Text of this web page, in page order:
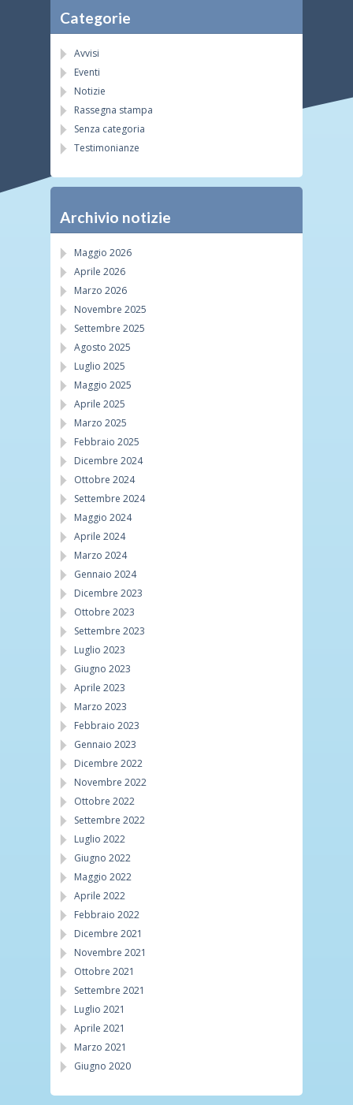
Categorie
Avvisi
Eventi
Notizie
Rassegna stampa
Senza categoria
Testimonianze
Archivio notizie
Maggio 2026
Aprile 2026
Marzo 2026
Novembre 2025
Settembre 2025
Agosto 2025
Luglio 2025
Maggio 2025
Aprile 2025
Marzo 2025
Febbraio 2025
Dicembre 2024
Ottobre 2024
Settembre 2024
Maggio 2024
Aprile 2024
Marzo 2024
Gennaio 2024
Dicembre 2023
Ottobre 2023
Settembre 2023
Luglio 2023
Giugno 2023
Aprile 2023
Marzo 2023
Febbraio 2023
Gennaio 2023
Dicembre 2022
Novembre 2022
Ottobre 2022
Settembre 2022
Luglio 2022
Giugno 2022
Maggio 2022
Aprile 2022
Febbraio 2022
Dicembre 2021
Novembre 2021
Ottobre 2021
Settembre 2021
Luglio 2021
Aprile 2021
Marzo 2021
Giugno 2020